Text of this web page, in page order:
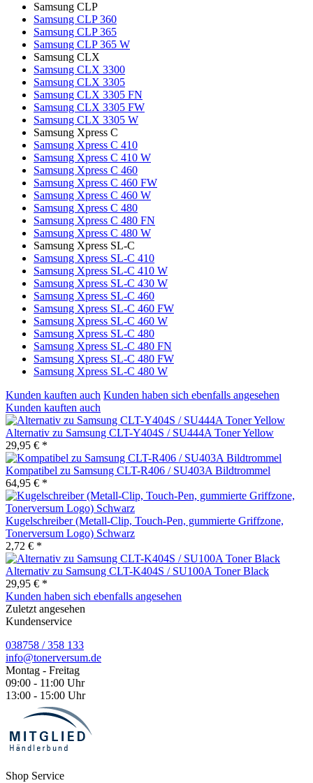
Samsung CLP
Samsung CLP 360
Samsung CLP 365
Samsung CLP 365 W
Samsung CLX
Samsung CLX 3300
Samsung CLX 3305
Samsung CLX 3305 FN
Samsung CLX 3305 FW
Samsung CLX 3305 W
Samsung Xpress C
Samsung Xpress C 410
Samsung Xpress C 410 W
Samsung Xpress C 460
Samsung Xpress C 460 FW
Samsung Xpress C 460 W
Samsung Xpress C 480
Samsung Xpress C 480 FN
Samsung Xpress C 480 W
Samsung Xpress SL-C
Samsung Xpress SL-C 410
Samsung Xpress SL-C 410 W
Samsung Xpress SL-C 430 W
Samsung Xpress SL-C 460
Samsung Xpress SL-C 460 FW
Samsung Xpress SL-C 460 W
Samsung Xpress SL-C 480
Samsung Xpress SL-C 480 FN
Samsung Xpress SL-C 480 FW
Samsung Xpress SL-C 480 W
Kunden kauften auch Kunden haben sich ebenfalls angesehen
Kunden kauften auch
Alternativ zu Samsung CLT-Y404S / SU444A Toner Yellow
29,95 € *
Kompatibel zu Samsung CLT-R406 / SU403A Bildtrommel
64,95 € *
Kugelschreiber (Metall-Clip, Touch-Pen, gummierte Griffzone,
Tonerversum Logo) Schwarz
2,72 € *
Alternativ zu Samsung CLT-K404S / SU100A Toner Black
29,95 € *
Kunden haben sich ebenfalls angesehen
Zuletzt angesehen
Kundenservice
038758 / 358 133
info@tonerversum.de
Montag - Freitag
09:00 - 11:00 Uhr
13:00 - 15:00 Uhr
Shop Service